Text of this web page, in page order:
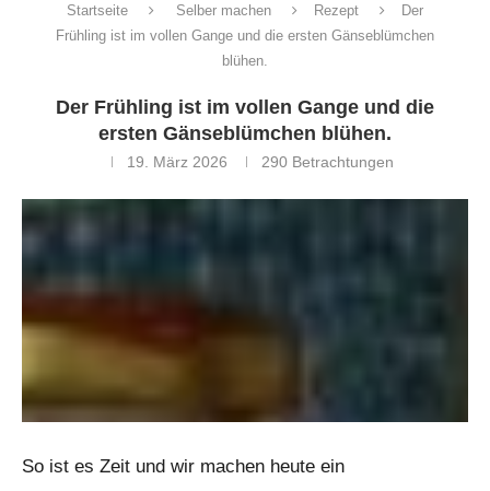
Startseite Selber machen Rezept
Der
Frühling ist im vollen Gange und die ersten Gänseblümchen
blühen.
Der Frühling ist im vollen Gange und die
ersten Gänseblümchen blühen.
19. März 2026 290Betrachtungen
So ist es Zeit und wir machen heute ein